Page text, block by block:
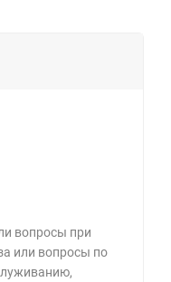
вопросы при
или вопросы по